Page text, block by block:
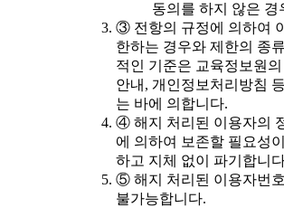
동의를 하지 않은 경
③ 전항의 규정에 의하여
한하는 경우와 제한의 종
적인 기준은 교육정보원
안내, 개인정보처리방침
는 바에 의합니다.
④ 해지 처리된 이용자의
에 의하여 보존할 필요성
하고 지체 없이 파기합니
⑤ 해지 처리된 이용자번
불가능합니다.